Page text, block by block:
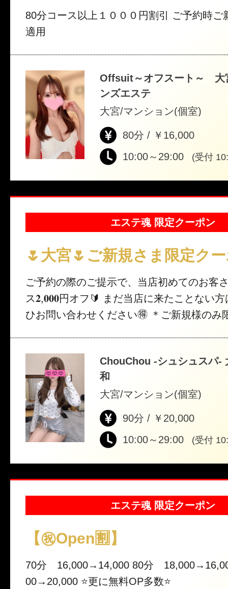
80分コース以上１０００円割引 ご予約時ご
適用
Offsuit～オフスート～ 大
ンズエステ
大宮/マンション(個室)
80分 / ￥16,000
10:00～29:00
(受付
エステ魂 限定クーポン
🌷大宮🌷ご新規さま限定ク
ご予約の際のご提示で、当店初めてのお客さまは
ス𝟐,𝟎𝟎𝟎円オフ🔰 まだ当店に来たことない方はこの機会にぜ
ひお問い合わせください🉐 ＊ご新規様のみ限定クーポン ＊
ChouChou -シュシュスパ-
和
大宮/マンション(個室)
90分 / ￥20,000
10:00～29:00
(受付
エステ魂 限定クーポン
【㊗️Open🈹】
70分 16,000→14,000 80分
00→20,000 ⭐️更に無料OP多数⭐️